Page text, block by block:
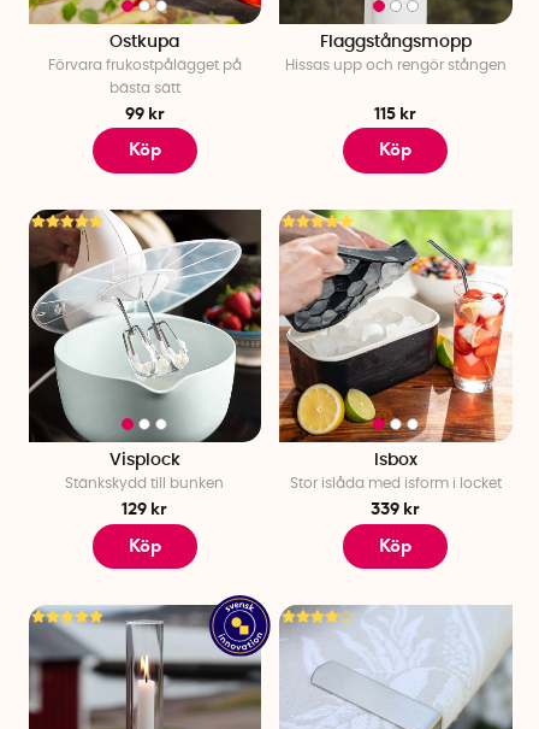
Ostkupa
Förvara frukostpålägget på
bästa sätt
99 kr
Köp
Flaggstångsmopp
Hissas upp och rengör stången
115 kr
Köp
Visplock
Stänkskydd till bunken
129 kr
Köp
Isbox
Stor islåda med isform i locket
339 kr
Köp